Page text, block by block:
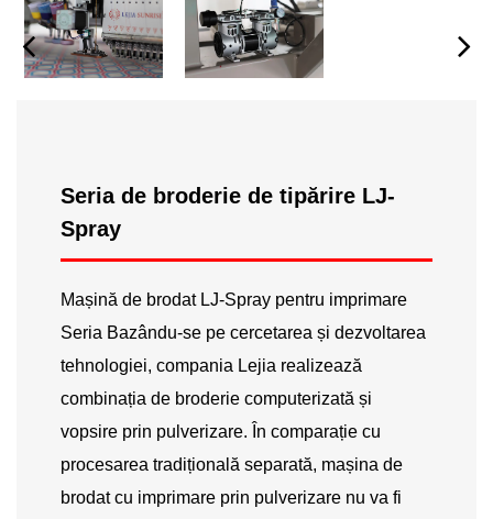
Seria de broderie de tipărire LJ-
Spray
Mașină de brodat LJ-Spray pentru imprimare
Seria Bazându-se pe cercetarea și dezvoltarea
tehnologiei, compania Lejia realizează
combinația de broderie computerizată și
vopsire prin pulverizare. În comparație cu
procesarea tradițională separată, mașina de
brodat cu imprimare prin pulverizare nu va fi